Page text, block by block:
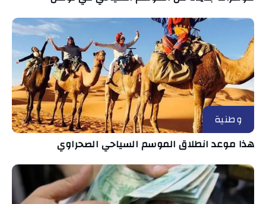
وطنية
هذا موعد انطلاق الموسم السياحي الصحراوي